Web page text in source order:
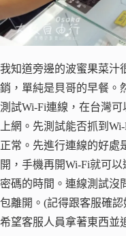
我知道旁邊的波蜜果菜汁
銷，單純是貝哥的早餐。
測試Wi-Fi連線，在台灣
上網。先測試能否抓到
正常。先進行連線的好處
開，手機再開Wi-Fi就可
密碼的時間。連線測試沒
包離開。(記得跟客服確
希望客服人員拿著東西並